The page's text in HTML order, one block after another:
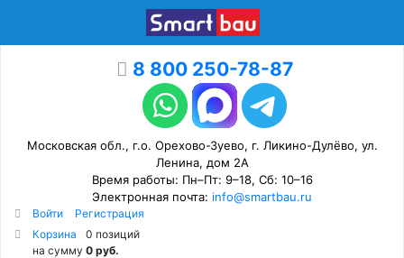
8 800 250-78-87
Московская обл., г.о. Орехово-Зуево, г. Ликино-Дулёво, ул.
Ленина, дом 2А
Время работы: Пн–Пт: 9–18, Сб: 10–16
Электронная почта: info@smartbau.ru
Войти
Регистрация
Корзина
0 позиций
на сумму 0 руб.